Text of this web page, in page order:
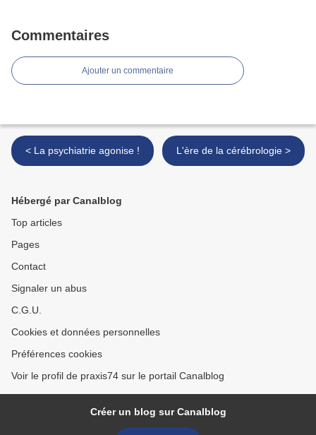
Commentaires
Ajouter un commentaire
< La psychiatrie agonise ! L'ère de la cérébrologie >
Hébergé par Canalblog
Top articles
Pages
Contact
Signaler un abus
C.G.U.
Cookies et données personnelles
Préférences cookies
Voir le profil de praxis74 sur le portail Canalblog
Créer un blog sur Canalblog